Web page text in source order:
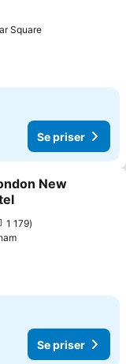
Square
Se priser
New
1 179
Se priser